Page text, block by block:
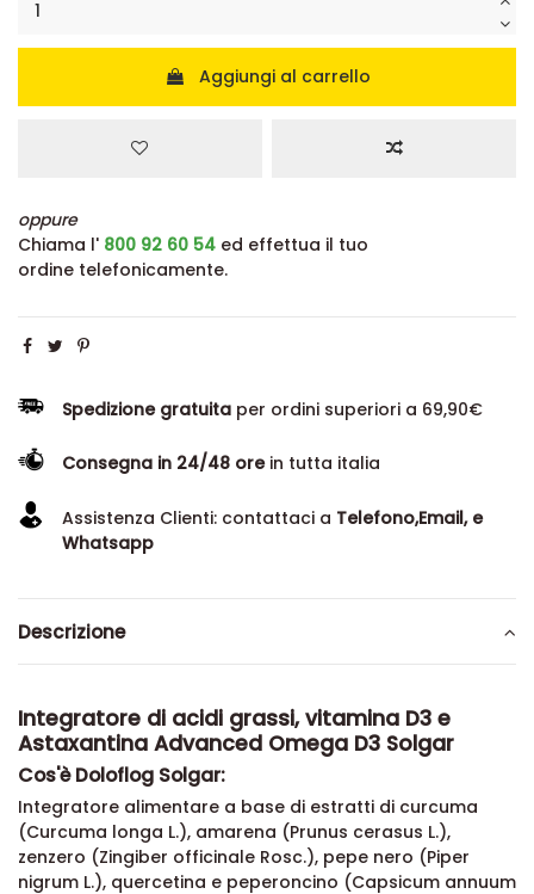
Aggiungi al carrello
oppure
Chiama l' 800 92 60 54 ed effettua il tuo
ordine telefonicamente.
Spedizione gratuita per ordini superiori a 69,90€
Consegna in 24/48 orein tutta italia
Assistenza Clienti: contattaci a Telefono,Email, e
Whatsapp
Descrizione
Integratore di acidi grassi, vitamina D3 e
Astaxantina Advanced Omega D3 Solgar
Cos'è Doloflog Solgar:
Integratore alimentare a base di estratti di curcuma
(Curcuma longa L.), amarena (Prunus cerasus L.),
zenzero (Zingiber officinale Rosc.), pepe nero (Piper
nigrum L.), quercetina e peperoncino (Capsicum annuum